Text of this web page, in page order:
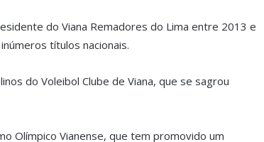
do Viana Remadores do Lima entre 2013 e
títulos nacionais.
do Voleibol Clube de Viana, que se sagrou
Olímpico Vianense, que tem promovido um